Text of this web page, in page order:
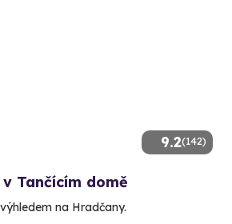
9.2(142)
Tančícím domě
na Hradčany.